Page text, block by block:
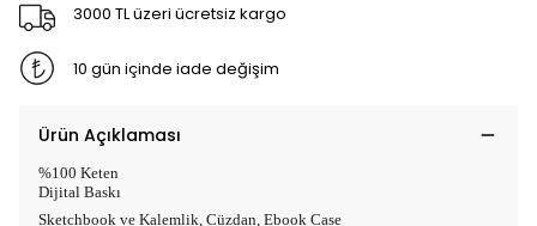
3000 TL üzeri ücretsiz kargo
10 gün içinde iade değişim
Ürün Açıklaması
%100 Keten
Dijital Baskı
Sketchbook ve Kalemlik, Cüzdan, Ebook Case